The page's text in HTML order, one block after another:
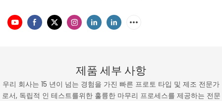
제품 세부 사항
우리 회사는 15 년이 넘는 경험을 가진 빠른 프로토 타입 및 제조 전문가
로서, 독립적 인 테스트를위한 훌륭한 마무리 프로세스를 제공하는 전문